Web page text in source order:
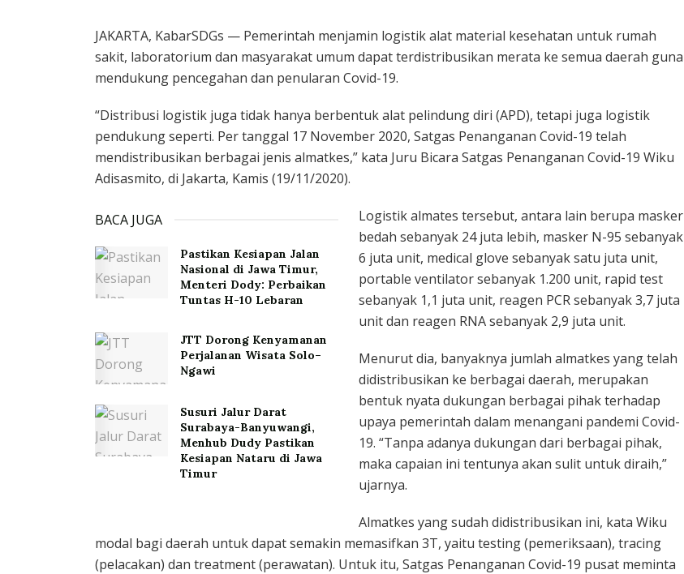
JAKARTA, KabarSDGs — Pemerintah menjamin logistik alat material kesehatan untuk rumah
sakit, laboratorium dan masyarakat umum dapat terdistribusikan merata ke semua daerah guna
mendukung pencegahan dan penularan Covid-19.
“Distribusi logistik juga tidak hanya berbentuk alat pelindung diri (APD), tetapi juga logistik
pendukung seperti. Per tanggal 17 November 2020, Satgas Penanganan Covid-19 telah
mendistribusikan berbagai jenis almatkes,” kata Juru Bicara Satgas Penanganan Covid-19 Wiku
Adisasmito, di Jakarta, Kamis (19/11/2020).
BACA JUGA
Pastikan Kesiapan Jalan
Nasional di Jawa Timur,
Menteri Dody: Perbaikan
Tuntas H-10 Lebaran
JTT Dorong Kenyamanan
Perjalanan Wisata Solo–
Ngawi
Susuri Jalur Darat
Surabaya-Banyuwangi,
Menhub Dudy Pastikan
Kesiapan Nataru di Jawa
Timur
Logistik almates tersebut, antara lain berupa masker
bedah sebanyak 24 juta lebih, masker N-95 sebanyak
6 juta unit, medical glove sebanyak satu juta unit,
portable ventilator sebanyak 1.200 unit, rapid test
sebanyak 1,1 juta unit, reagen PCR sebanyak 3,7 juta
unit dan reagen RNA sebanyak 2,9 juta unit.
Menurut dia, banyaknya jumlah almatkes yang telah
didistribusikan ke berbagai daerah, merupakan
bentuk nyata dukungan berbagai pihak terhadap
upaya pemerintah dalam menangani pandemi Covid-
19. “Tanpa adanya dukungan dari berbagai pihak,
maka capaian ini tentunya akan sulit untuk diraih,”
ujarnya.
Almatkes yang sudah didistribusikan ini, kata Wiku
modal bagi daerah untuk dapat semakin memasifkan 3T, yaitu testing (pemeriksaan), tracing
(pelacakan) dan treatment (perawatan). Untuk itu, Satgas Penanganan Covid-19 pusat meminta